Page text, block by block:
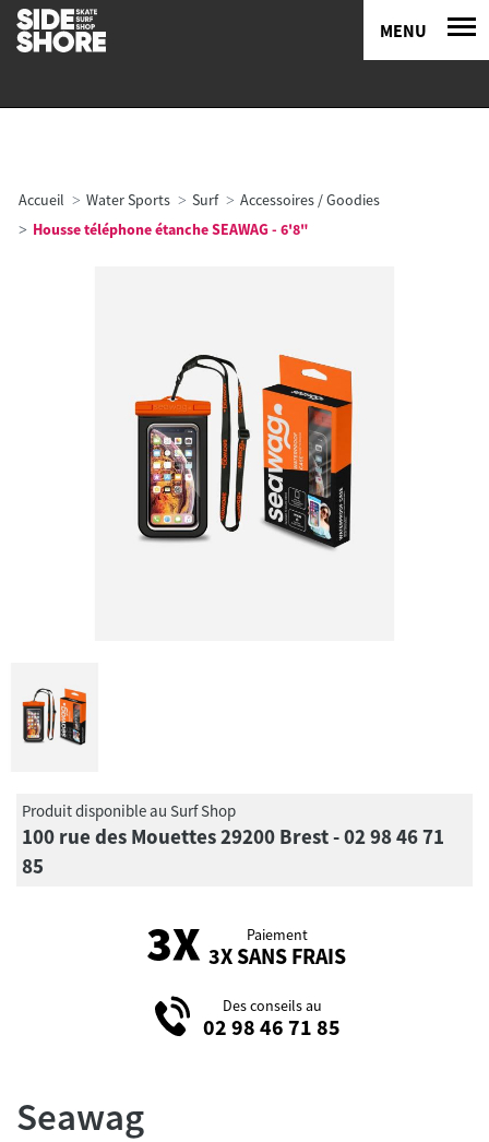
MENU
Accueil Water Sports Surf
Accessoires / Goodies
Housse téléphone étanche SEAWAG - 6'8"
Produit disponible au Surf Shop
100 rue des Mouettes 29200 Brest - 02 98 46 71
85
Paiement
3X SANS FRAIS
Des conseils au
02 98 46 71 85
Seawag